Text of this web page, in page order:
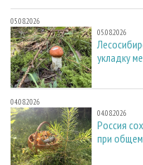
05.08.2026
05.08.2026
укладку
04.08.2026
04.08.2026
Россия
при